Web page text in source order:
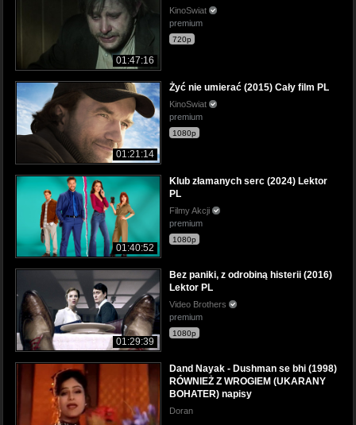
01:47:16
KinoSwiat
premium
720p
01:21:14
Żyć nie umierać (2015) Cały film PL
KinoSwiat
premium
1080p
01:40:52
Klub złamanych serc (2024) Lektor
PL
Filmy Akcji
premium
1080p
01:29:39
Bez paniki, z odrobiną histerii (2016)
Lektor PL
Video Brothers
premium
1080p
Dand Nayak - Dushman se bhi (1998)
RÓWNIEŻ Z WROGIEM (UKARANY
BOHATER) napisy
Doran